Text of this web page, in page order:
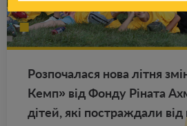
Роз­по­ча­ла­ся нова літня
Кемп» від Фонду Ріната
дітей, які по­ст­раж­да­ли від